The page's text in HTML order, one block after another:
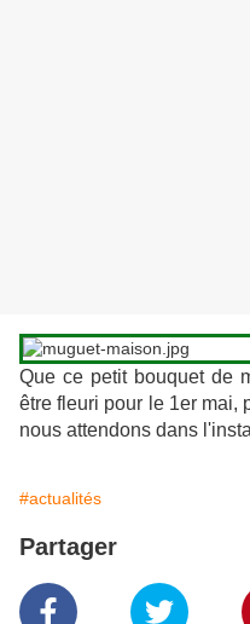
Que ce petit bouquet de
être fleuri pour le 1er mai,
nous attendons dans
#actualités
Partager